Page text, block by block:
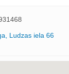
Ludzas iela 66